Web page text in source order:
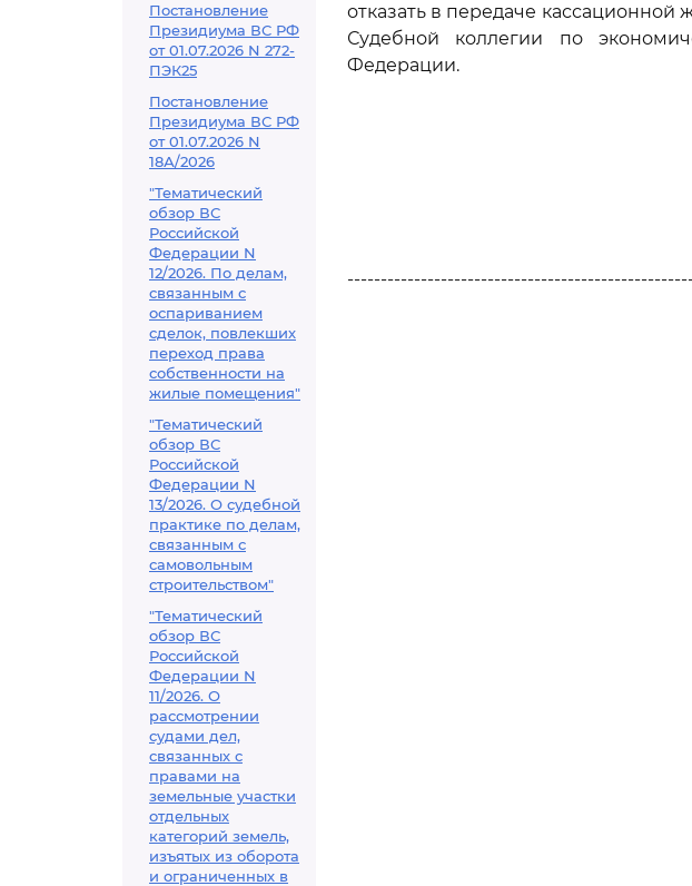
Постановление
Президиума ВС РФ
от 01.07.2026 N 272-
ПЭК25
Постановление
Президиума ВС РФ
от 01.07.2026 N
18А/2026
"Тематический
обзор ВС
Российской
Федерации N
12/2026. По делам,
связанным с
оспариванием
сделок, повлекших
переход права
собственности на
жилые помещения"
"Тематический
обзор ВС
Российской
Федерации N
13/2026. О судебной
практике по делам,
связанным с
самовольным
строительством"
"Тематический
обзор ВС
Российской
Федерации N
11/2026. О
рассмотрении
судами дел,
связанных с
правами на
земельные участки
отдельных
категорий земель,
изъятых из оборота
и ограниченных в
отказать в передаче
Судебной коллегии по
Федерации.